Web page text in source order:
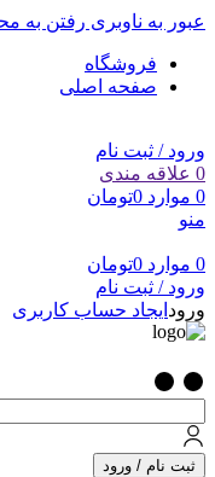
عبور به ناوبری رفتن به
فروشگاه
صفحه اصلی
ورود / ثبت نام
0 علاقه مندی
0 موارد 0تومان
منو
0 موارد 0تومان
ورود / ثبت نام
ورود ایجاد حساب کاربری
ثبت نام / ورود